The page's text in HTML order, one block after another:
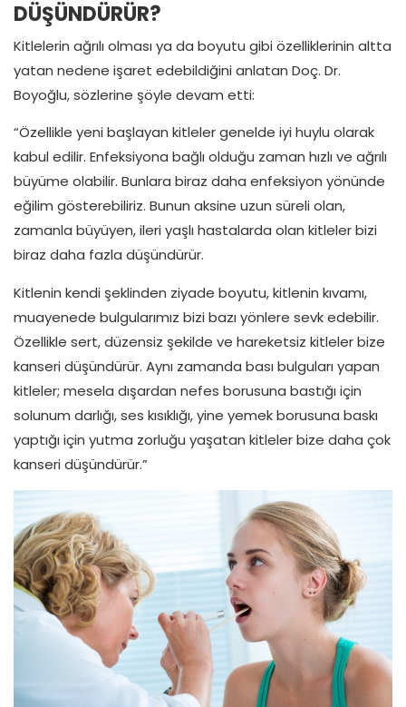
DÜŞÜNDÜRÜR?
Kitlelerin ağrılı olması ya da boyutu gibi özelliklerinin altta
yatan nedene işaret edebildiğini anlatan Doç. Dr.
Boyoğlu, sözlerine şöyle devam etti:
“Özellikle yeni başlayan kitleler genelde iyi huylu olarak
kabul edilir. Enfeksiyona bağlı olduğu zaman hızlı ve ağrılı
büyüme olabilir. Bunlara biraz daha enfeksiyon yönünde
eğilim gösterebiliriz. Bunun aksine uzun süreli olan,
zamanla büyüyen, ileri yaşlı hastalarda olan kitleler bizi
biraz daha fazla düşündürür.
Kitlenin kendi şeklinden ziyade boyutu, kitlenin kıvamı,
muayenede bulgularımız bizi bazı yönlere sevk edebilir.
Özellikle sert, düzensiz şekilde ve hareketsiz kitleler bize
kanseri düşündürür. Aynı zamanda bası bulguları yapan
kitleler; mesela dışardan nefes borusuna bastığı için
solunum darlığı, ses kısıklığı, yine yemek borusuna baskı
yaptığı için yutma zorluğu yaşatan kitleler bize daha çok
kanseri düşündürür.”